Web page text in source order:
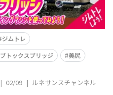
ジムトレ
ブトックスブリッジ 美尻
| 02/09 | ルネサンスチャンネル